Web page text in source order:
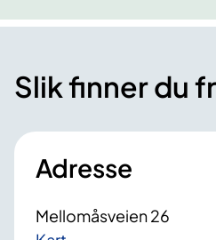
Slik finner du
Adresse
Mellomåsveien 26